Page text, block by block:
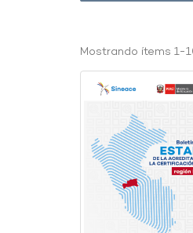
Mostrando ítems 1-